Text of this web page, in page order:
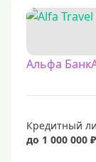
Альфа
Кредитный
до 1 000 000 ₽